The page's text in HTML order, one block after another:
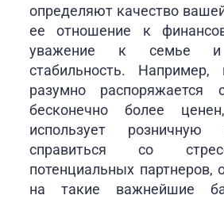
определяют качество
ее отношение к
уважение к семье и
стабильность. Например,
разумно распоряжается
бесконечно более
использует
справиться со
потенциальных партнеров,
на такие важнейшие